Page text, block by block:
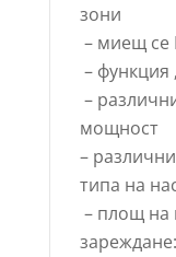
зони
– миещ се
– функция
–
мощност
–
типа на
– площ на